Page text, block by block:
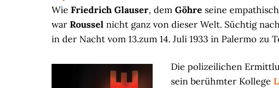
Wie Friedrich Glauser, dem Göhre seine
war Roussel nicht ganz von dieser Welt. Süchtig
in der Nacht vom 13.zum 14. Juli 1933 in Palermo zu
Die polizeilichen
sein berühmter Kollege